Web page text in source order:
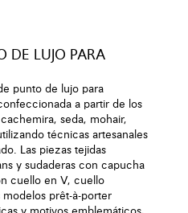
DE LUJO PARA
punto de lujo para
a partir de los
seda, mohair,
técnicas artesanales
Las piezas tejidas
y sudaderas con capucha
cuello en V, cuello
prêt-à-porter